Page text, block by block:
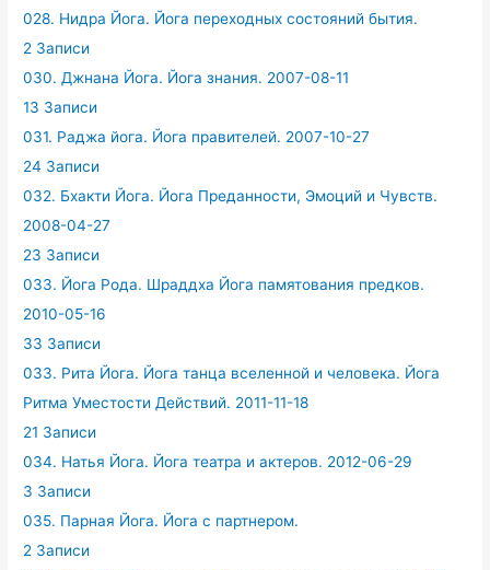
028. Нидра Йога. Йога переходных состояний бытия.
2 Записи
030. Джнана Йога. Йога знания. 2007-08-11
13 Записи
031. Раджа йога. Йога правителей. 2007-10-27
24 Записи
032. Бхакти Йога. Йога Преданности, Эмоций и Чувств.
2008-04-27
23 Записи
033. Йога Рода. Шраддха Йога памятования предков.
2010-05-16
33 Записи
033. Рита Йога. Йога танца вселенной и человека. Йога
Ритма Уместости Действий. 2011-11-18
21 Записи
034. Натья Йога. Йога театра и актеров. 2012-06-29
3 Записи
035. Парная Йога. Йога с партнером.
2 Записи